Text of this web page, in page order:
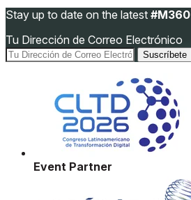
Stay up to date on the latest #M360
Tu Dirección de Correo Electrónico
Event Partner